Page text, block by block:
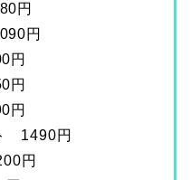
円
円
円
円
円
1490円
円